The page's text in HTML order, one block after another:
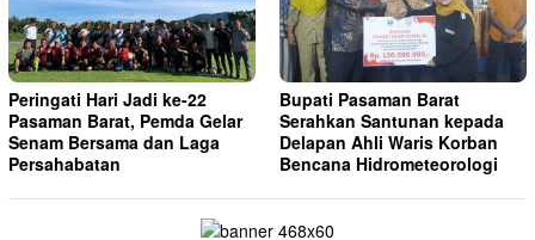
Peringati Hari Jadi ke-22
Pasaman Barat, Pemda Gelar
Senam Bersama dan Laga
Persahabatan
Bupati Pasaman Barat
Serahkan Santunan kepada
Delapan Ahli Waris Korban
Bencana Hidrometeorologi